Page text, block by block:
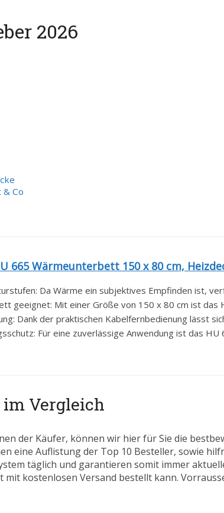
2026
Co
665 Wärmeunterbett 150 x 80 cm,
Da Wärme ein subjektives Empfinden ist,
geeignet: Mit einer Größe von 150 x 80 cm ist das
Dank der praktischen Kabelfernbedienung lässt
Für eine zuverlässige Anwendung ist das
im Vergleich
der Käufer, können wir hier für Sie die
eine Auflistung der Top 10 Besteller, sowie
täglich und garantieren somit immer
mit kostenlosen Versand bestellt kann.